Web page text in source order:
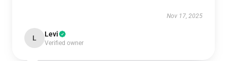
Nov 17, 2025
L Levi
Verified owner